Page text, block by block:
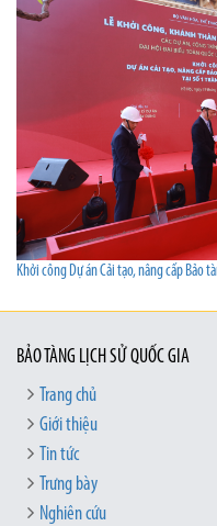
Khởi công Dự án Cải tạo, nâng cấp Bảo
BẢO TÀNG LỊCH SỬ QUỐC GIA
Trang chủ
Giới thiệu
Tin tức
Trưng bày
Nghiên cứu